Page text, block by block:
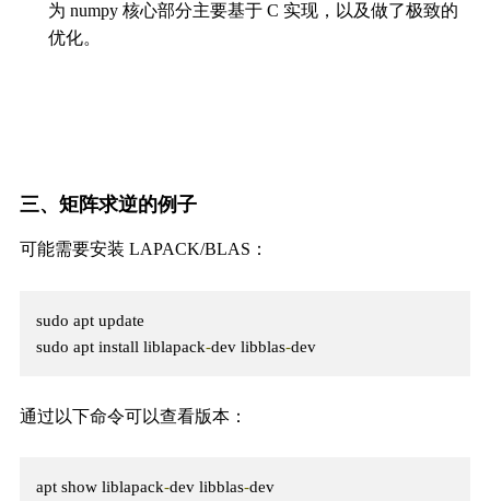
为 numpy 核心部分主要基于 C 实现，以及做了极致的
优化。
三、矩阵求逆的例子
可能需要安装 LAPACK/BLAS：
sudo apt update
sudo apt install liblapack-dev libblas-dev
通过以下命令可以查看版本：
apt show liblapack-dev libblas-dev